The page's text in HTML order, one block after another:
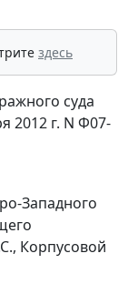
здесь
суда
2012 г. N Ф07-
Западного
Корпусовой